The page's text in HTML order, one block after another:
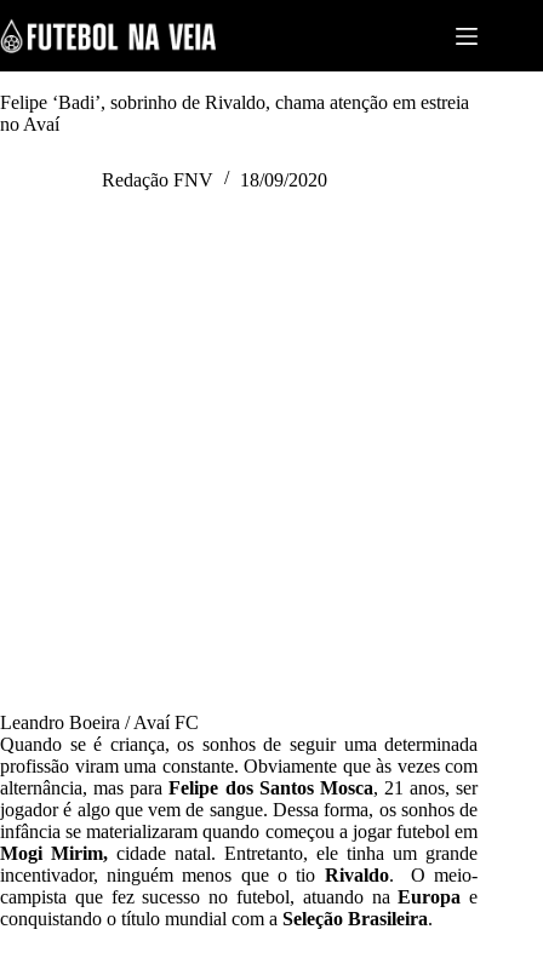
k
i
p
t
o
Felipe ‘Badi’, sobrinho de Rivaldo, chama atenção em estreia
no Avaí
Redação FNV 18/09/2020
Leandro Boeira / Avaí FC
Quando se é criança, os sonhos de seguir uma determinada
profissão viram uma constante. Obviamente que às vezes com
alternância, mas paraFelipe dos Santos Mosca, 21 anos, ser
jogador é algo que vem de sangue. Dessa forma, os sonhos de
infância se materializaram quando começou a jogar futebol em
Mogi Mirim, cidade natal. Entretanto, ele tinha um grande
incentivador, ninguém menos que o tio Rivaldo. O meio-
campista que fezsucesso no futebol, atuando naEuropa e
conquistando o título mundial com a Seleção Brasileira.